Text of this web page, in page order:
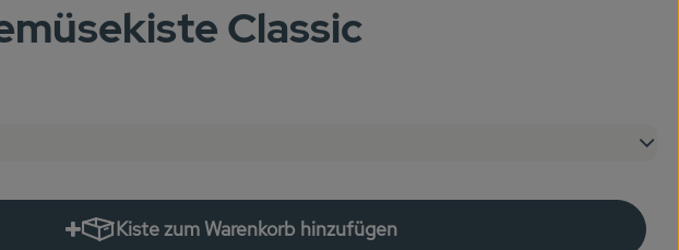
Classic
Kiste zum Warenkorb hinzufügen
Kiste zum Warenkorb hinzufügen